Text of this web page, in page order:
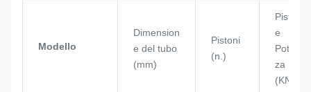
Modello
Dimension
e del tubo
(mm)
Pistoni
(n.)
Piston
e
Poten
za
(KN)